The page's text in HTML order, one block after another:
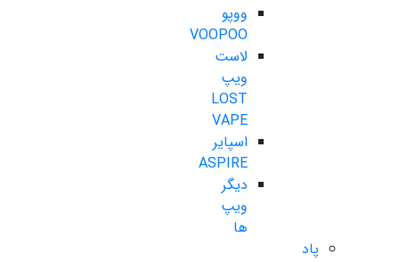
ووپو
VOOPOO
لاست
ویپ
LOST
VAPE
اسپایر
ASPIRE
دیگر
ویپ
ها
پاد